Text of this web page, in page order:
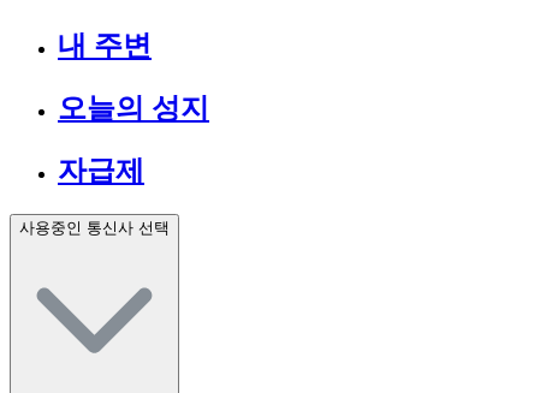
내 주변
오늘의 성지
자급제
사용중인 통신사 선택